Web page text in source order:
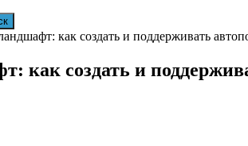
как создать и поддерживать
как создать и